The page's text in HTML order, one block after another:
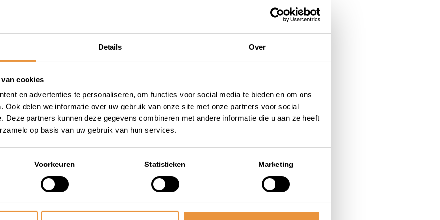
Details Over
cookies
en advertenties te personaliseren, om functies voor social media te bieden en om ons
Ook delen we informatie over uw gebruik van onze site met onze partners voor social
Deze partners kunnen deze gegevens combineren met andere informatie die u aan ze heeft
op basis van uw gebruik van hun services.
Voorkeuren Statistieken Marketing
zak om je
Naast zijn
Malaguti Blog
Het beklede interieur
ritten comfortabel blijft.
zichtbaarheid in het
op kunt. Handig is ook de
regen en vuil wanneer
voertuig. Daarom
sloten, maar ook
Blog 125cc Tucano